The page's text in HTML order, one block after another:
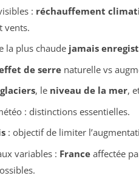
: réchauffement
vents.
la plus chaude jamais
de serrenaturelle vs
glaciers, le niveau de la mer,
: distinctions essentielles.
: objectif de limiter
variables : Franceaffectée